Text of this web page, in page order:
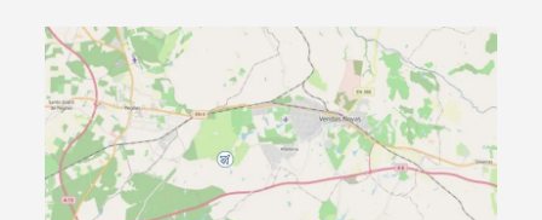
Categorias gerais